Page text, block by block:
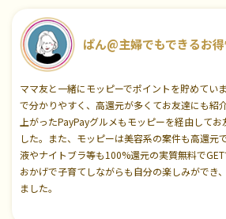
ぱん@主婦でもできるお
ママ友と一緒にモッピーでポイントを貯めてい
で分かりやすく、高還元が多くてお友達にも紹
上がったPayPayグルメもモッピーを経由して
した。また、モッピーは美容系の案件も高還元
液やナイトブラ等も100%還元の実質無料で
おかげで子育てしながらも自分の楽しみができ
ました。